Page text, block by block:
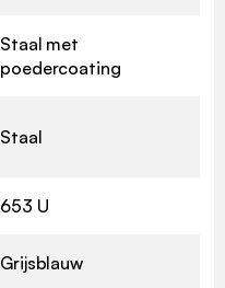
Staal met
poedercoating
Staal
653 U
Grijsblauw